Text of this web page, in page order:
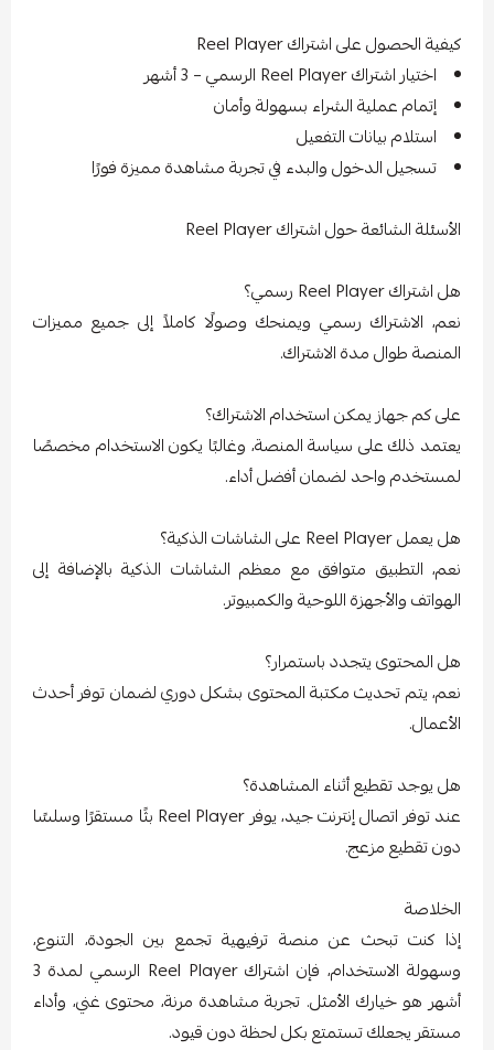
كيفية الحصول على اشتراك Reel Player
اختيار اشتراك Reel Player الرسمي – 3 أشهر
إتمام عملية الشراء بسهولة وأمان
استلام بيانات التفعيل
تسجيل الدخول والبدء في تجربة مشاهدة مميزة فورًا
الأسئلة الشائعة حول اشتراك Reel Player
هل اشتراك Reel Player رسمي؟
نعم، الاشتراك رسمي ويمنحك وصولًا كاملاً إلى جميع مميزات
المنصة طوال مدة الاشتراك.
على كم جهاز يمكن استخدام الاشتراك؟
يعتمد ذلك على سياسة المنصة، وغالبًا يكون الاستخدام مخصصًا
لمستخدم واحد لضمان أفضل أداء.
هل يعمل Reel Player على الشاشات الذكية؟
نعم، التطبيق متوافق مع معظم الشاشات الذكية بالإضافة إلى
الهواتف والأجهزة اللوحية والكمبيوتر.
هل المحتوى يتجدد باستمرار؟
نعم، يتم تحديث مكتبة المحتوى بشكل دوري لضمان توفر أحدث
الأعمال.
هل يوجد تقطيع أثناء المشاهدة؟
عند توفر اتصال إنترنت جيد، يوفر Reel Player بثًا مستقرًا وسلسًا
دون تقطيع مزعج.
الخلاصة
إذا كنت تبحث عن منصة ترفيهية تجمع بين الجودة، التنوع،
وسهولة الاستخدام، فإن اشتراك Reel Player الرسمي لمدة 3
أشهر هو خيارك الأمثل. تجربة مشاهدة مرنة، محتوى غني، وأداء
مستقر يجعلك تستمتع بكل لحظة دون قيود.